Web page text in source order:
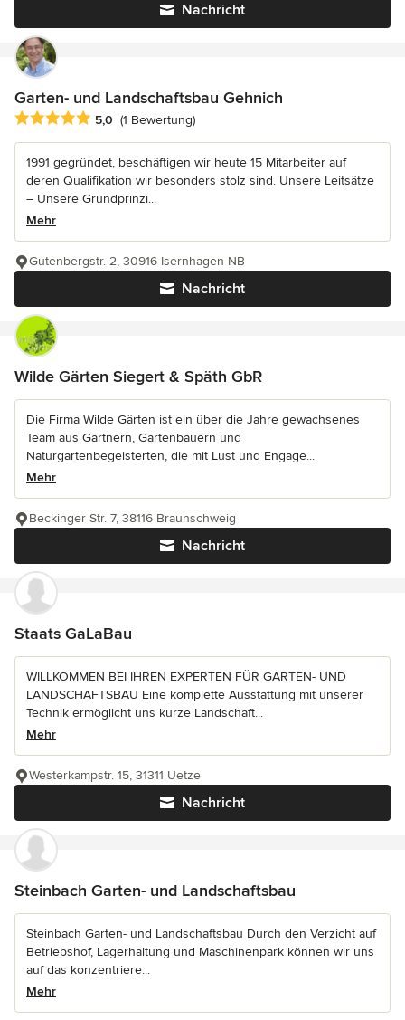
Nachricht
Garten- und Landschaftsbau Gehnich
Durchschnittliche Bewertung: 5 von 5 Sternen
5,0 (1 Bewertung)
1991 gegründet, beschäftigen wir heute 15 Mitarbeiter auf
deren Qualifikation wir besonders stolz sind. Unsere Leitsätze
– Unsere Grundprinzi...
Mehr
Nachricht
Gutenbergstr. 2, 30916 Isernhagen NB
Wilde Gärten Siegert & Späth GbR
Die Firma Wilde Gärten ist ein über die Jahre gewachsenes
Team aus Gärtnern, Gartenbauern und
Naturgartenbegeisterten, die mit Lust und Engage...
Mehr
Nachricht
Beckinger Str. 7, 38116 Braunschweig
Staats GaLaBau
WILLKOMMEN BEI IHREN EXPERTEN FÜR GARTEN- UND
LANDSCHAFTSBAU Eine komplette Ausstattung mit unserer
Technik ermöglicht uns kurze Landschaft...
Mehr
Nachricht
Westerkampstr. 15, 31311 Uetze
Steinbach Garten- und Landschaftsbau
Steinbach Garten- und Landschaftsbau Durch den Verzicht auf
Betriebshof, Lagerhaltung und Maschinenpark können wir uns
auf das konzentriere...
Mehr